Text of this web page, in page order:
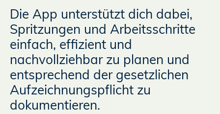
Die App unterstützt dich dabei,
Spritzungen und Arbeitsschritte
einfach, effizient und
nachvollziehbar zu planen und
entsprechend der gesetzlichen
Aufzeichnungspflicht zu
dokumentieren.